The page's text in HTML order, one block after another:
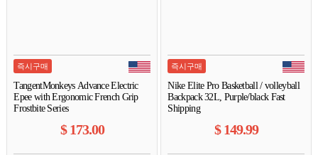
즉시구매
TangentMonkeys Advance Electric
Epee with Ergonomic French Grip
Frostbite Series
$173.00
즉시구매
Nike Elite Pro Basketball / volleyball
Backpack 32L, Purple/black Fast
Shipping
$149.99